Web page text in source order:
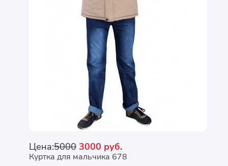
Цена:5000 3000 руб.
Куртка для мальчика 678